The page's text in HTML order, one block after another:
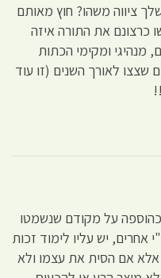
ציווה משהו? חוץ מאותם
כרצונם את התורה איזה
מנהיגי ומקימי הכתות
שצצו לאורך השנים (זו עוד
על מקודם שנשמטו
יש עליו לימוד זכות
כן אלא אם הסית את עצמו ולא